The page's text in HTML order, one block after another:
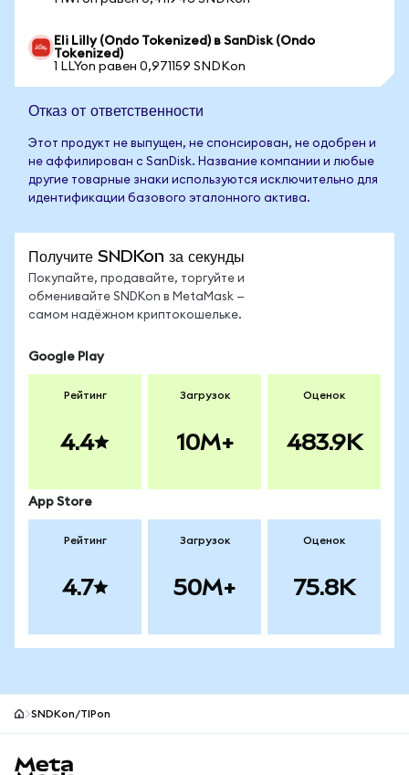
Eli Lilly (Ondo Tokenized) в SanDisk (Ondo
Tokenized)
1 LLYon равен 0,971159 SNDKon
Отказ от ответственности
Этот продукт не выпущен, не спонсирован, не одобрен и
не аффилирован с SanDisk. Название компании и любые
другие товарные знаки используются исключительно для
идентификации базового эталонного актива.
Получите SNDKon за секунды
Покупайте, продавайте, торгуйте и
обменивайте SNDKon в MetaMask —
самом надёжном криптокошельке.
Google Play
Рейтинг
4.4
Загрузок
10M+
Оценок
483.9K
App Store
Рейтинг
4.7
Загрузок
50M+
Оценок
75.8K
SNDKon/TIPon